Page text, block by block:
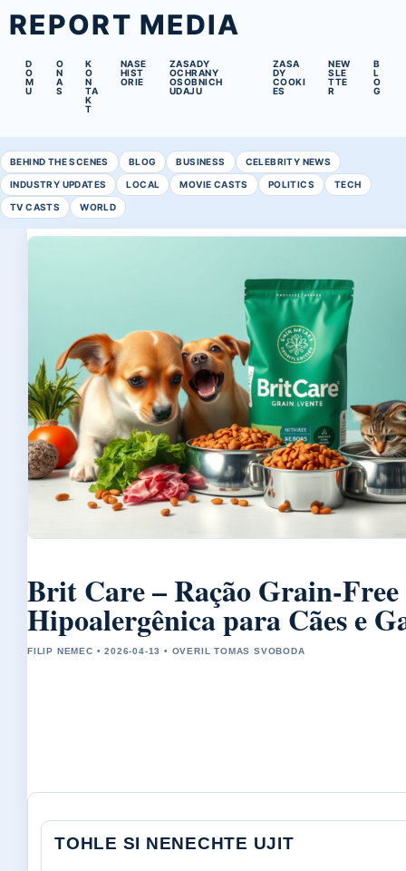
REPORT MEDIA
D
O
M
U
O
N
A
S
K
O
N
TA
K
T
NASE
HIST
ORIE
ZASADY
OCHRANY
OSOBNICH
UDAJU
ZASA
DY
COOKI
ES
NEW
SLE
TTE
R
B
L
O
G
BEHIND THE SCENES BLOG BUSINESS CELEBRITY NEWS
INDUSTRY UPDATES LOCAL MOVIE CASTS POLITICS TECH
TV CASTS WORLD
Brit Care – Ração Grain-Free
Hipoalergênica para Cães e
FILIP NEMEC • 2026-04-13 • OVERIL TOMAS SVOBODA
TOHLE SI NENECHTE UJIT